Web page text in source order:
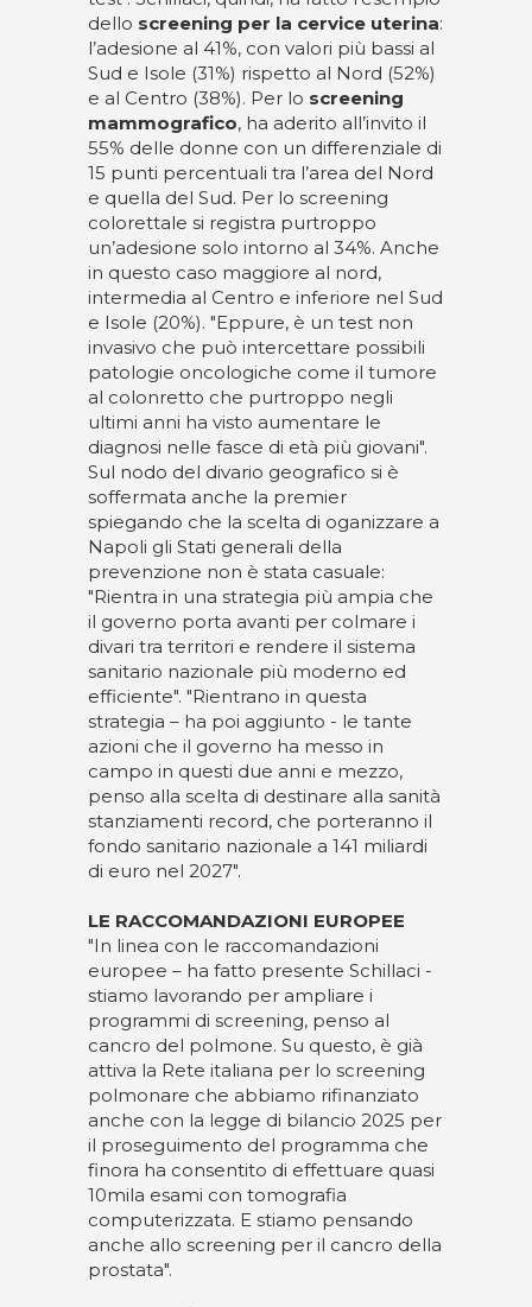
dello screening per la cervice uterina:
l’adesione al 41%, con valori più bassi al
Sud e Isole (31%) rispetto al Nord (52%)
e al Centro (38%). Per lo screening
mammografico, ha aderito all’invito il
55% delle donne con un differenziale di
15 punti percentuali tra l’area del Nord
e quella del Sud. Per lo screening
colorettale si registra purtroppo
un’adesione solo intorno al 34%. Anche
in questo caso maggiore al nord,
intermedia al Centro e inferiore nel Sud
e Isole (20%). "Eppure, è un test non
invasivo che può intercettare possibili
patologie oncologiche come il tumore
al colonretto che purtroppo negli
ultimi anni ha visto aumentare le
diagnosi nelle fasce di età più giovani".
Sul nodo del divario geografico si è
soffermata anche la premier
spiegando che la scelta di oganizzare a
Napoli gli Stati generali della
prevenzione non è stata casuale:
"Rientra in una strategia più ampia che
il governo porta avanti per colmare i
divari tra territori e rendere il sistema
sanitario nazionale più moderno ed
efficiente". "Rientrano in questa
strategia – ha poi aggiunto - le tante
azioni che il governo ha messo in
campo in questi due anni e mezzo,
penso alla scelta di destinare alla sanità
stanziamenti record, che porteranno il
fondo sanitario nazionale a 141 miliardi
di euro nel 2027".
LE RACCOMANDAZIONI EUROPEE
"In linea con le raccomandazioni
europee – ha fatto presente Schillaci -
stiamo lavorando per ampliare i
programmi di screening, penso al
cancro del polmone. Su questo, è già
attiva la Rete italiana per lo screening
polmonare che abbiamo rifinanziato
anche con la legge di bilancio 2025 per
il proseguimento del programma che
finora ha consentito di effettuare quasi
10mila esami con tomografia
computerizzata. E stiamo pensando
anche allo screening per il cancro della
prostata".